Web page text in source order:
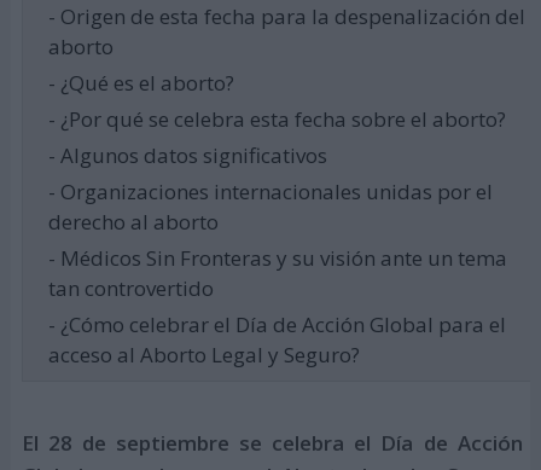
- Origen de esta fecha para la despenalización del
aborto
- ¿Qué es el aborto?
- ¿Por qué se celebra esta fecha sobre el aborto?
- Algunos datos significativos
- Organizaciones internacionales unidas por el
derecho al aborto
- Médicos Sin Fronteras y su visión ante un tema
tan controvertido
- ¿Cómo celebrar el Día de Acción Global para el
acceso al Aborto Legal y Seguro?
El 28 de septiembre se celebra el Día de Acción